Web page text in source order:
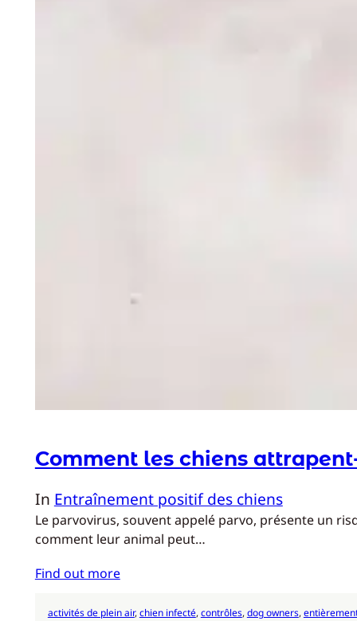
Comment les chiens
In Entraînement positif des chiens
Le parvovirus, souvent appelé parvo, présente un
comment leur animal peut…
Find out more
activités de plein air, chien infecté, contrôles, dog owners,